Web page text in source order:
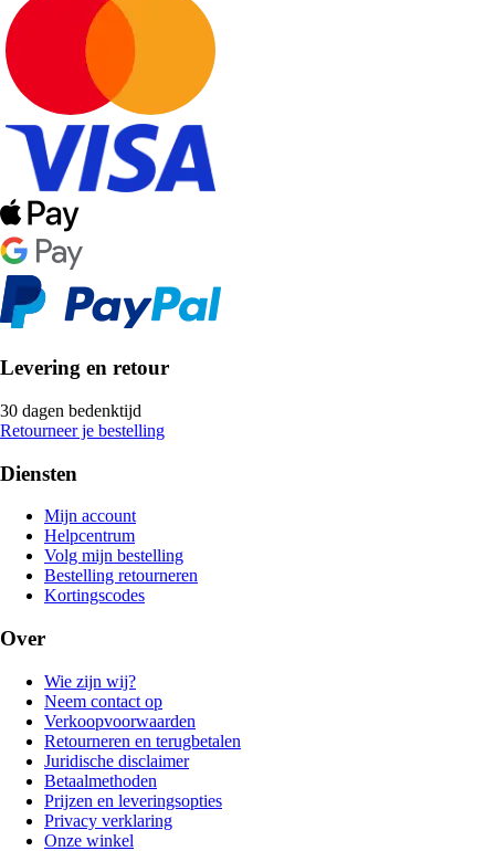
Levering en retour
30 dagen bedenktijd
Retourneer je bestelling
Diensten
Mijn account
Helpcentrum
Volg mijn bestelling
Bestelling retourneren
Kortingscodes
Over
Wie zijn wij?
Neem contact op
Verkoopvoorwaarden
Retourneren en terugbetalen
Juridische disclaimer
Betaalmethoden
Prijzen en leveringsopties
Privacy verklaring
Onze winkel